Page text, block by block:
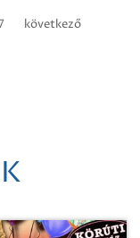
következő